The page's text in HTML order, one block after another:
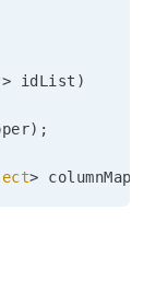
> idList )
) ;
> columnMap